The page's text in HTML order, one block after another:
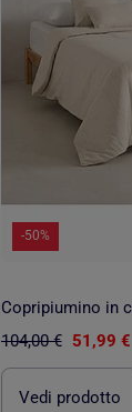
-50%
104,00 € 51,99 €
Vedi prodotto